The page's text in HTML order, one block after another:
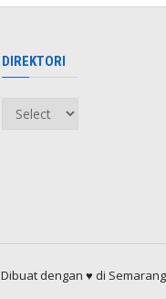
DIREKTORI
Direktori
Dibuat dengan ♥ di Semarang